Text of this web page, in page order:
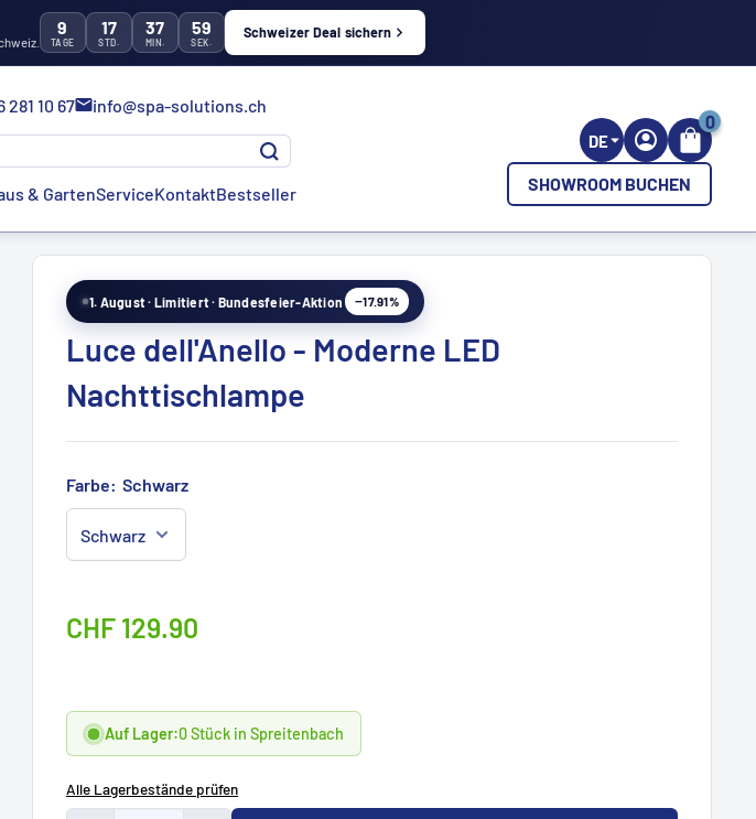
9
TAGE
17
STD.
37
MIN.
57
SEK.
Schweizer Deal sichern
281 10 67 info@spa-solutions.ch
& GartenServiceKontaktBestseller
DE
0
SHOWROOM BUCHEN
1. August · Limitiert · Bundesfeier-Aktion −17.91%
Luce dell'Anello - Moderne LED
Nachttischlampe
Farbe: Schwarz
Sonderpreis
CHF 129.90
Auf Lager:0 Stück in Spreitenbach
Alle Lagerbestände prüfen